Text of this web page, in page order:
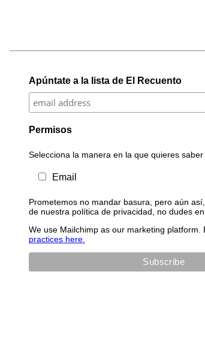
Apúntate a la lista de El Recuento
Permisos
Selecciona la manera en la que quieres
Email
Prometemos no mandar basura, pero aún
de nuestra política de privacidad, no dudes
We use Mailchimp as our marketing
practices here.